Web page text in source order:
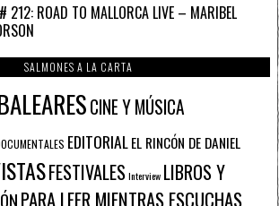
212: ROAD TO MALLORCA LIVE – MARIBEL
SALMONES A LA CARTA
CINE Y MÚSICA
EDITORIALEL RINCÓN DE DANIEL
FESTIVALESInterview LIBROS Y
PARA LEER MIENTRAS ESCUCHAS